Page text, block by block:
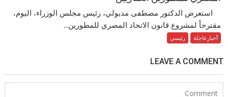
استعرض الدكتور مصطفى مدبولي، رئيس مجلس الوزراء، اليوم،
مقترحاً لمشروع قانون الاتحاد المصري للمطورين...
أخبارعاجلة رئيسي
LEAVE A COMMENT